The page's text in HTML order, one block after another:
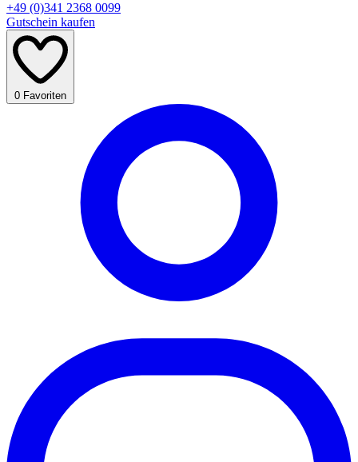
+49 (0)341 2368 0099
Gutschein kaufen
0 Favoriten